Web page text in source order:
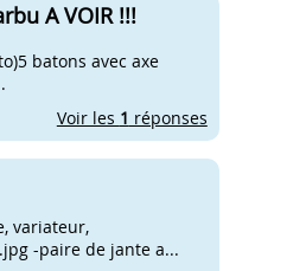
A VOIR !!!
batons avec axe
Voir les 1 réponses
variateur,
-paire de jante a...